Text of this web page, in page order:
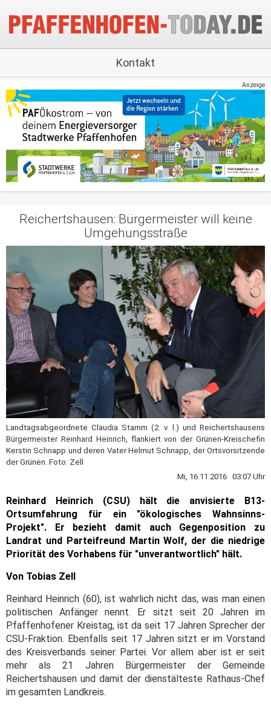
Kontakt
Anzeige
Reichertshausen: Bürgermeister will keine
Umgehungsstraße
Landtagsabgeordnete Claudia Stamm (2. v. l.) und Reichertshausens
Bürgermeister Reinhard Heinrich, flankiert von der Grünen-Kreischefin
Kerstin Schnapp und deren Vater Helmut Schnapp, der Ortsvorsitzende
der Grünen. Foto: Zell
Mi, 16.11.2016 03:07 Uhr
Reinhard Heinrich (CSU) hält die anvisierte B13-
Ortsumfahrung für ein "ökologisches Wahnsinns-
Projekt". Er bezieht damit auch Gegenposition zu
Landrat und Parteifreund Martin Wolf, der die niedrige
Priorität des Vorhabens für "unverantwortlich" hält.
Von Tobias Zell
Reinhard Heinrich (60), ist wahrlich nicht das, was man einen
politischen Anfänger nennt. Er sitzt seit 20 Jahren im
Pfaffenhofener Kreistag, ist da seit 17 Jahren Sprecher der
CSU-Fraktion. Ebenfalls seit 17 Jahren sitzt er im Vorstand
des Kreisverbands seiner Partei. Vor allem aber ist er seit
mehr als 21 Jahren Bürgermeister der Gemeinde
Reichertshausen und damit der dienstälteste Rathaus-Chef
im gesamten Landkreis.